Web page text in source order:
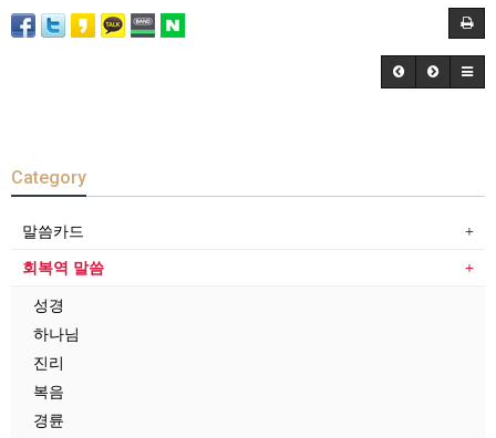
Category
말씀카드
회복역 말씀
성경
하나님
진리
복음
경륜